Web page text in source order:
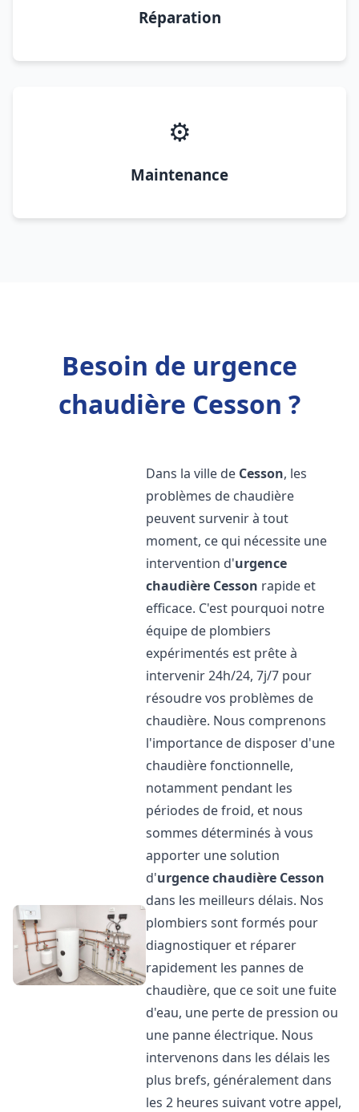
Réparation
⚙️
Maintenance
Besoin de urgence
chaudière Cesson ?
Dans la ville de Cesson, les
problèmes de chaudière
peuvent survenir à tout
moment, ce qui nécessite une
intervention d'urgence
chaudière Cesson rapide et
efficace. C'est pourquoi notre
équipe de plombiers
expérimentés est prête à
intervenir 24h/24, 7j/7 pour
résoudre vos problèmes de
chaudière. Nous comprenons
l'importance de disposer d'une
chaudière fonctionnelle,
notamment pendant les
périodes de froid, et nous
sommes déterminés à vous
apporter une solution
d'urgence chaudière Cesson
dans les meilleurs délais. Nos
plombiers sont formés pour
diagnostiquer et réparer
rapidement les pannes de
chaudière, que ce soit une fuite
d'eau, une perte de pression ou
une panne électrique. Nous
intervenons dans les délais les
plus brefs, généralement dans
les 2 heures suivant votre appel,